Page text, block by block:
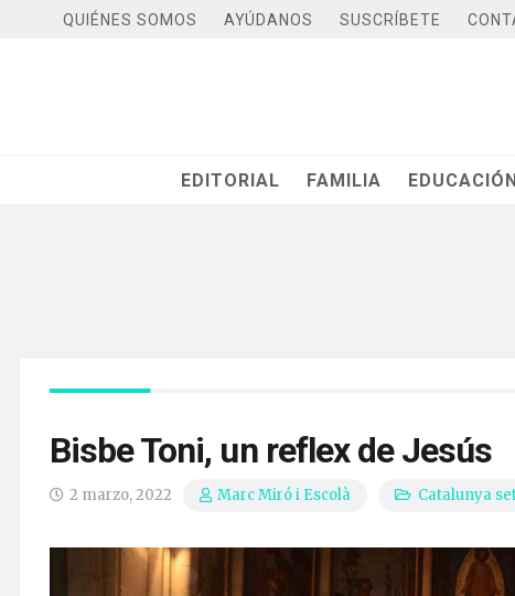
QUIÉNES SOMOS AYÚDANOS SUSCRÍBETE
EDITORIAL FAMILIA
Bisbe Toni, un reflex de Jesús
2 marzo, 2022 Marc Miró i Escolà Catalunya